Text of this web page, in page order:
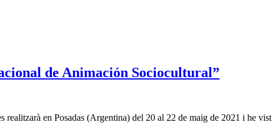
de Animación Sociocultural”
realitzarà en Posadas (Argentina) del 20 al 22 de maig de 2021 i he